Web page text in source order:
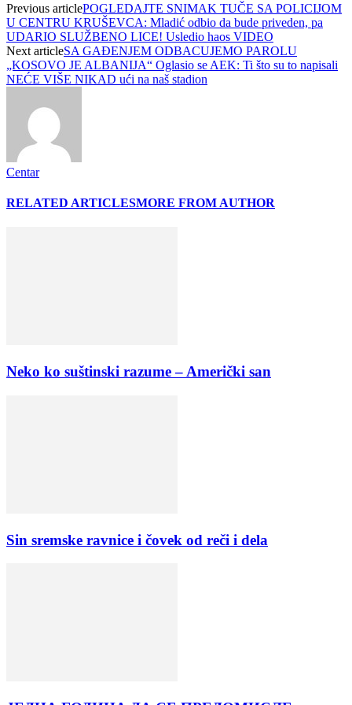
Previous articlePOGLEDAJTE SNIMAK TUČE SA POLICIJOM
U CENTRU KRUŠEVCA: Mladić odbio da bude priveden, pa
UDARIO SLUŽBENO LICE! Usledio haos VIDEO
Next articleSA GAĐENJEM ODBACUJEMO PAROLU
„KOSOVO JE ALBANIJA“ Oglasio se AEK: Ti što su to napisali
NEĆE VIŠE NIKAD ući na naš stadion
Centar
RELATED ARTICLESMORE FROM AUTHOR
Neko ko suštinski razume – Američki san
Sin sremske ravnice i čovek od reči i dela